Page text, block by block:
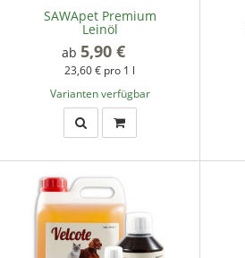
SAWApet Premium
Leinöl
ab 5,90 €
23,60 € pro 1 l
Varianten verfügbar